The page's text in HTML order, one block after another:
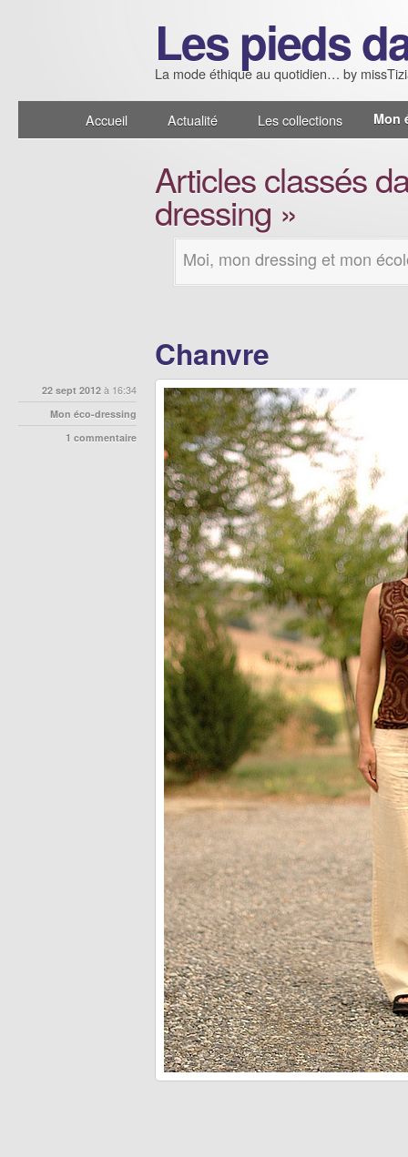
Les pieds
La mode éthique au quotidien… by
Accueil Actualité Les collections Mon
Articles classés
dressing »
Moi, mon dressing et mon
Chanvre
22 sept 2012 à 16:34
Mon éco-dressing
1 commentaire